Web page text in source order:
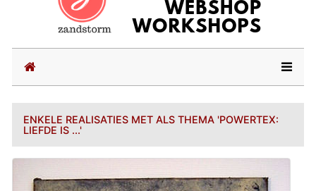
(current)
ENKELE REALISATIES MET ALS THEMA 'POWERTEX:
LIEFDE IS ...'